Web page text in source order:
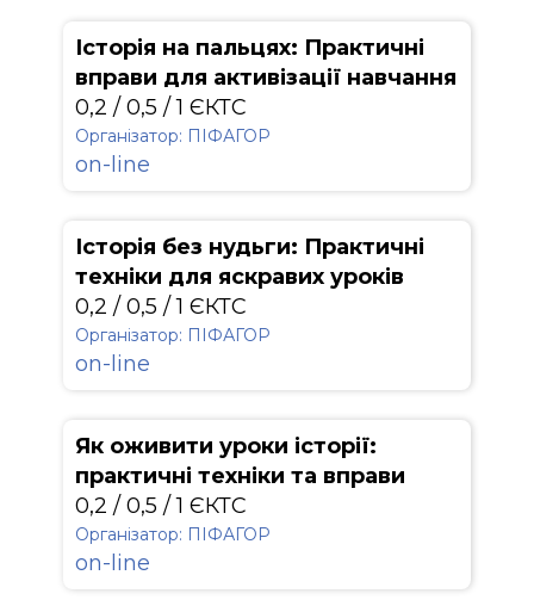
Історія на пальцях: Практичні
вправи для активізації навчання
0,2 / 0,5 / 1 ЄКТС
Організатор: ПІФАГОР
on-line
Історія без нудьги: Практичні
техніки для яскравих уроків
0,2 / 0,5 / 1 ЄКТС
Організатор: ПІФАГОР
on-line
Як оживити уроки історії:
практичні техніки та вправи
0,2 / 0,5 / 1 ЄКТС
Організатор: ПІФАГОР
on-line